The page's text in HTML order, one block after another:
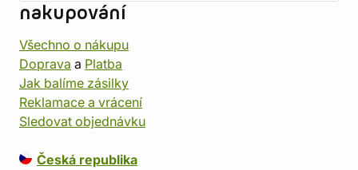
nakupování
Všechno o nákupu
Doprava a Platba
Jak balíme zásilky
Reklamace a vrácení
Sledovat objednávku
Česká republika